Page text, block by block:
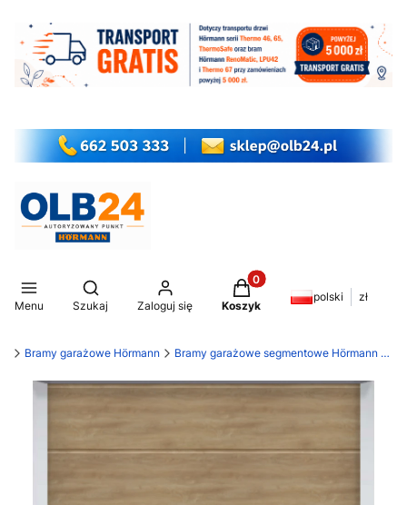
Menu
Otwórz wyszukiwarkę
Szukaj Zaloguj się
Produkty w koszyku: 0.
Koszyk
polski zł
Bramy garażowe Hörmann Bramy garażowe segmentowe Hörmann LPU 42